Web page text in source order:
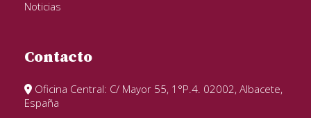
Noticias
Contacto
Oficina Central: C/ Mayor 55, 1°P.4. 02002, Albacete,
España